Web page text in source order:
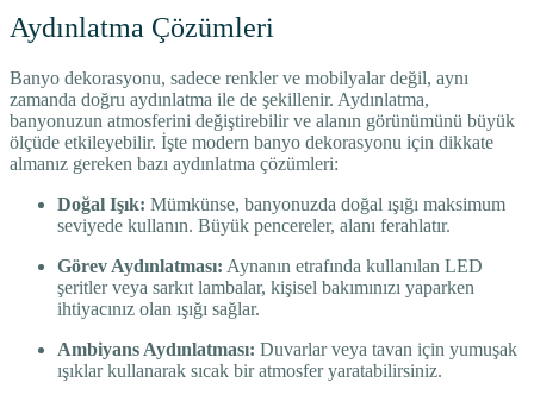
Aydınlatma Çözümleri
Banyo dekorasyonu, sadece renkler ve mobilyalar değil, aynı
zamanda doğru aydınlatma ile de şekillenir. Aydınlatma,
banyonuzun atmosferini değiştirebilir ve alanın görünümünü büyük
ölçüde etkileyebilir. İşte modern banyo dekorasyonu için dikkate
almanız gereken bazı aydınlatma çözümleri:
Doğal Işık: Mümkünse, banyonuzda doğal ışığı maksimum
seviyede kullanın. Büyük pencereler, alanı ferahlatır.
Görev Aydınlatması: Aynanın etrafında kullanılan LED
şeritler veya sarkıt lambalar, kişisel bakımınızı yaparken
ihtiyacınız olan ışığı sağlar.
Ambiyans Aydınlatması: Duvarlar veya tavan için yumuşak
ışıklar kullanarak sıcak bir atmosfer yaratabilirsiniz.